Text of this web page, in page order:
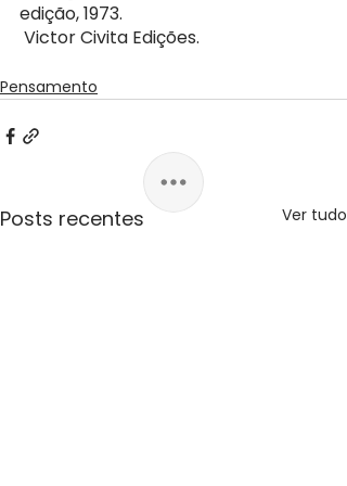
edição, 1973.
Victor Civita Edições.
Pensamento
Posts recentes Ver tudo